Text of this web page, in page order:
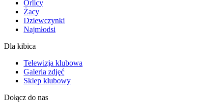
Orlicy
Żacy
Dziewczynki
Najmłodsi
Dla kibica
Telewizja klubowa
Galeria zdjęć
Sklep klubowy
Dołącz do nas